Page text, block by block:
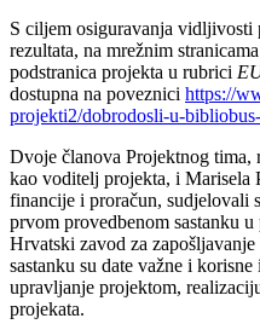
S ciljem osiguravanja
rezultata, na mrežnim
podstranica projekta u rubrici
dostupna na poveznici https://
projekti2/dobrodosli-u-
Dvoje članova Projektnog
kao voditelj projekta, i Marisela
financije i proračun, sudjelovali
prvom provedbenom sastanku
Hrvatski zavod za
sastanku su date važne i
upravljanje projektom,
projekata.